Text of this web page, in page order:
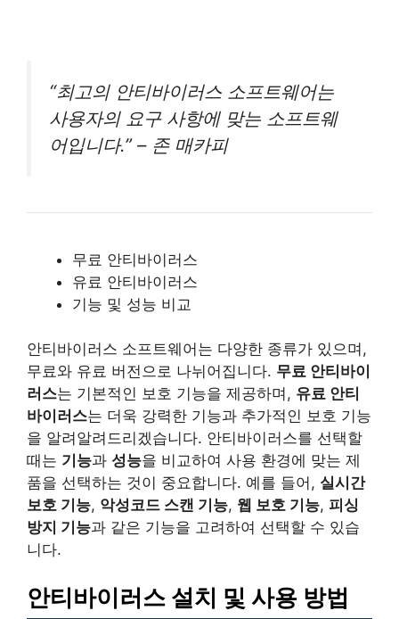
“최고의 안티바이러스 소프트웨어는
사용자의 요구 사항에 맞는 소프트웨
어입니다.” – 존 매카피
무료 안티바이러스
유료 안티바이러스
기능 및 성능 비교
안티바이러스 소프트웨어는 다양한 종류가 있으며,
무료와 유료 버전으로 나뉘어집니다. 무료 안티바이
러스는 기본적인 보호 기능을 제공하며, 유료 안티
바이러스는 더욱 강력한 기능과 추가적인 보호 기능
을 알려알려드리겠습니다. 안티바이러스를 선택할
때는 기능과 성능을 비교하여 사용 환경에 맞는 제
품을 선택하는 것이 중요합니다. 예를 들어, 실시간
보호 기능, 악성코드 스캔 기능, 웹 보호 기능, 피싱
방지 기능과 같은 기능을 고려하여 선택할 수 있습
니다.
안티바이러스 설치 및 사용 방법